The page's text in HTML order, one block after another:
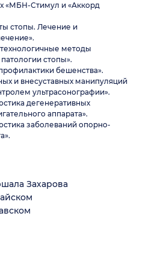
«МБН-Стимул и «Аккорд
стопы. Лечение и
методы
стопы».
бешенства».
и внесуставных манипуляций
ультрасонографии».
дегенеративных
аппарата».
заболеваний опорно-
Захарова